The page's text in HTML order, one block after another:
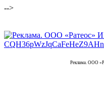
-->
Реклама. ООО